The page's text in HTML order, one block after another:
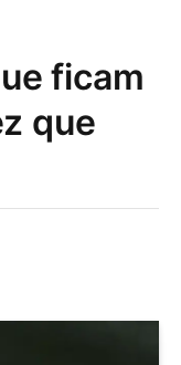
ficam
que